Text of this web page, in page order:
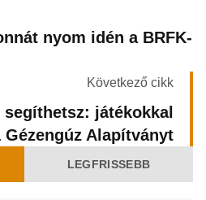
nyom idén a BRFK-
Következő cikk
segíthetsz: játékokkal
Alapítványt
LEGFRISSEBB